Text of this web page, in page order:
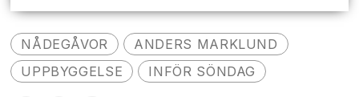
NÅDEGÅVOR
ANDERS MARKLUND
UPPBYGGELSE
INFÖR SÖNDAG